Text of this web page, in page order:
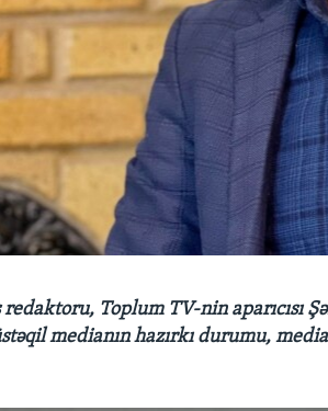
Toplum TV-nin aparıcısı
medianın hazırkı durumu,